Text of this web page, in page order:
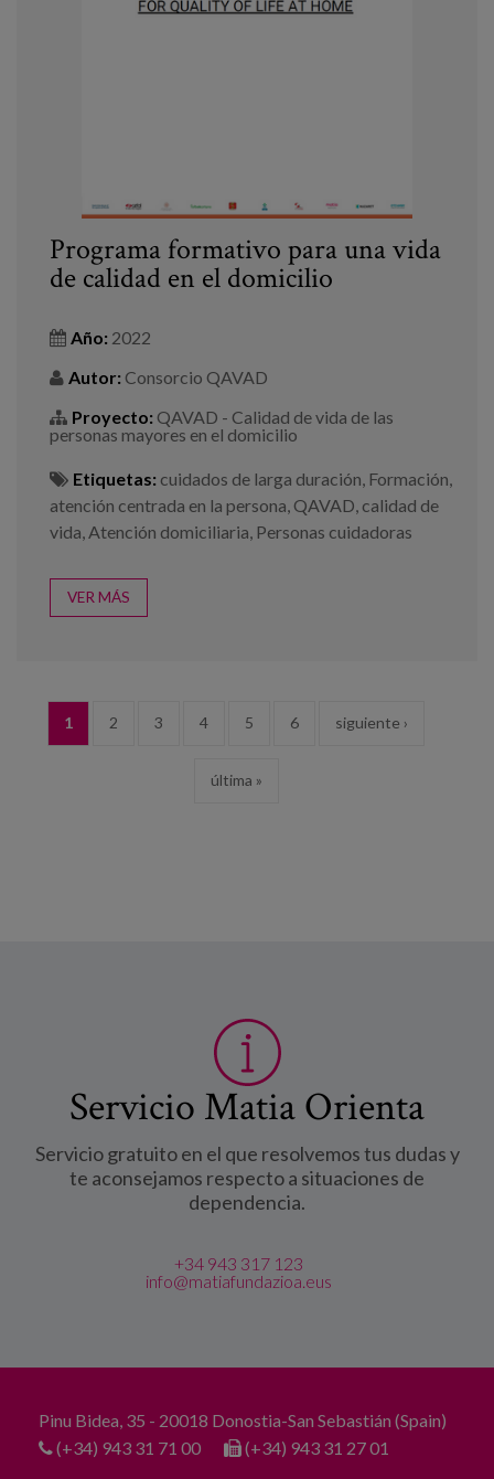
Programa formativo para una vida
de calidad en el domicilio
Año: 2022
Autor: Consorcio QAVAD
Proyecto: QAVAD - Calidad de vida de las
personas mayores en el domicilio
Etiquetas: cuidados de larga duración, Formación,
atención centrada en la persona, QAVAD, calidad de
vida, Atención domiciliaria, Personas cuidadoras
VER MÁS
PÁGINAS
1 2 3 4 5 6 siguiente ›
última »
Servicio Matia Orienta
Servicio gratuito en el que resolvemos tus dudas y
te aconsejamos respecto a situaciones de
dependencia.
+34 943 317 123
info@matiafundazioa.eus
Pinu Bidea, 35 - 20018 Donostia-San Sebastián (Spain)
(+34) 943 31 71 00
(+34) 943 31 27 01